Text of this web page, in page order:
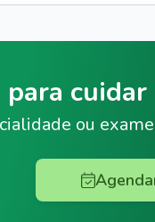
cuidar
ou